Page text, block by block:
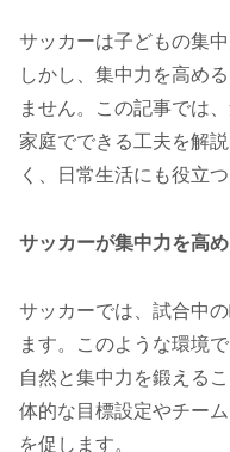
サッカーは子どもの集
しかし、集中力を高め
ません。この記事では
家庭でできる工夫を解
く、日常生活にも役立
サッカーが集中力を高
サッカーでは、試合中
ます。このような環境
自然と集中力を鍛える
体的な目標設定やチー
を促します。